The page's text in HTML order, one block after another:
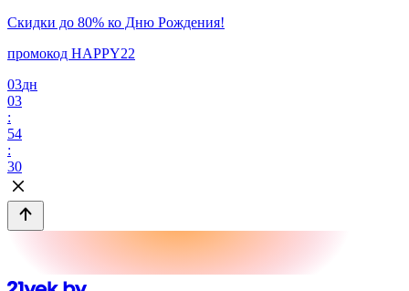
Скидки до 80% ко Дню Рождения!
промокод HAPPY22
03дн
03
:
54
:
30